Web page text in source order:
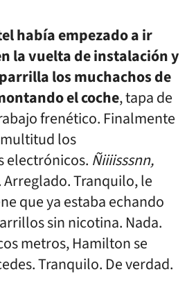
había empezado a ir
la vuelta de instalación y
los muchachos de
el coche, tapa de
frenético. Finalmente
los
electrónicos. Ñiiiisssnn,
Arreglado. Tranquilo, le
que ya estaba echando
sin nicotina. Nada.
metros, Hamilton se
Tranquilo. De verdad.